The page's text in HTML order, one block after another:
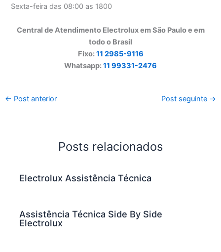
Sexta-feira das 08:00 as 1800
Central de Atendimento Electrolux em São Paulo e em
todo o Brasil
Fixo:11 2985-9116
Whatsapp:11 99331-2476
← Post anterior Post seguinte →
Posts relacionados
Electrolux Assistência Técnica
Assistência Técnica Side By Side
Electrolux